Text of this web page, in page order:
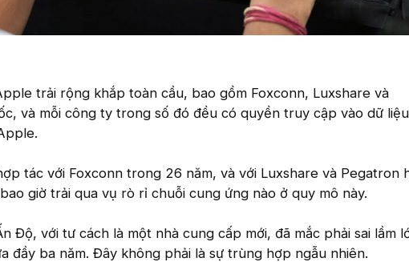
trải rộng khắp toàn cầu, bao gồm Foxconn, Luxshare và
và mỗi công ty trong số đó đều có quyền truy cập vào dữ liệu
tác với Foxconn trong 26 năm, và với Luxshare và Pegatron
giờ trải qua vụ rò rỉ chuỗi cung ứng nào ở quy mô này.
Độ, với tư cách là một nhà cung cấp mới, đã mắc phải sai lầm
đầy ba năm. Đây không phải là sự trùng hợp ngẫu nhiên.